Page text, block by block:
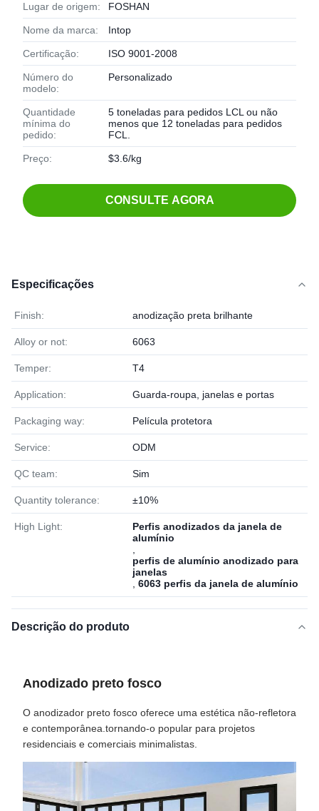
Lugar de origem: FOSHAN
Nome da marca: Intop
Certificação: ISO 9001-2008
Número do
modelo:
Personalizado
Quantidade
mínima do
pedido:
5 toneladas para pedidos LCL ou não
menos que 12 toneladas para pedidos
FCL.
Preço: $3.6/kg
CONSULTE AGORA
Especificações
Finish: anodização preta brilhante
Alloy or not: 6063
Temper: T4
Application: Guarda-roupa, janelas e portas
Packaging way: Película protetora
Service: ODM
QC team: Sim
Quantity tolerance: ±10%
High Light:
Perfis anodizados da janela de
alumínio
perfis de alumínio anodizado para
janelas
6063 perfis da janela de alumínio
Descrição do produto
Anodizado preto fosco
O anodizador preto fosco oferece uma estética não-refletora
e contemporânea.tornando-o popular para projetos
residenciais e comerciais minimalistas.